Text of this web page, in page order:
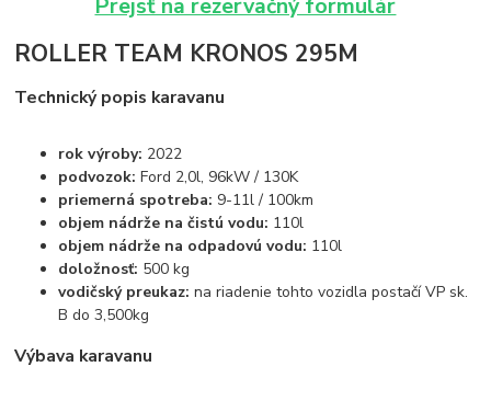
Prejsť na rezervačný formulár
ROLLER TEAM KRONOS 295M
Technický popis karavanu
rok výroby: 2022
podvozok:Ford 2,0l, 96kW / 130K
priemerná spotreba: 9-11l / 100km
objem nádrže na čistú vodu: 110l
objem nádrže na odpadovú vodu: 110l
doložnosť: 500 kg
vodičský preukaz: na riadenie tohto vozidla postačí VP sk.
B do 3,500kg
Výbava karavanu